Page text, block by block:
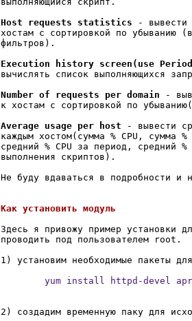
Host requests statistics - вывести
хостам с сортировкой по убыванию
фильтров).
Execution history screen(use
вычислять список выполняющихся
Number of requests per domain -
к хостам с сортировкой по
Average usage per host - вывести
каждым хостом(сумма % CPU, сумма %
средний % CPU за период, средний
выполнения скриптов).
Не буду вдаваться в подробности и
Здесь я привожу пример установки
проводить под пользователем root.
yum install httpd-devel